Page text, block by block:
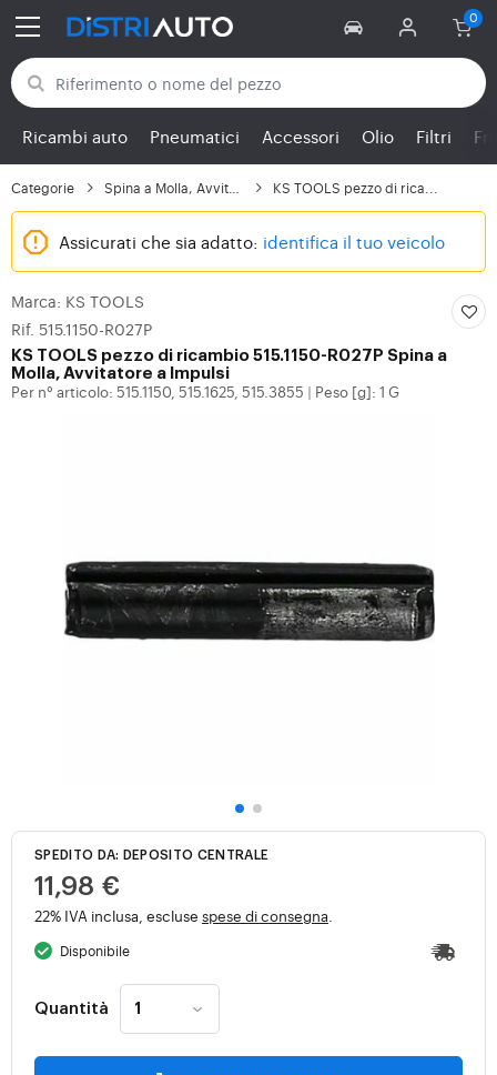
Torna alle categorie
Ricambi auto Pneumatici Accessori Olio Filtri
Categorie KS TOOLS pezzo di rica...
Assicurati che sia adatto: identifica il tuo veicolo
Marca: KS TOOLS
Rif. 515.1150-R027P
KS TOOLS pezzo di ricambio 515.1150-R027P Spina a
Molla, Avvitatore a Impulsi
Per n° articolo: 515.1150, 515.1625, 515.3855 Peso [g]: 1 G
SPEDITO DA: DEPOSITO CENTRALE
11,98 €
22% IVA inclusa, escluse spese di consegna
Disponibile
Quantità